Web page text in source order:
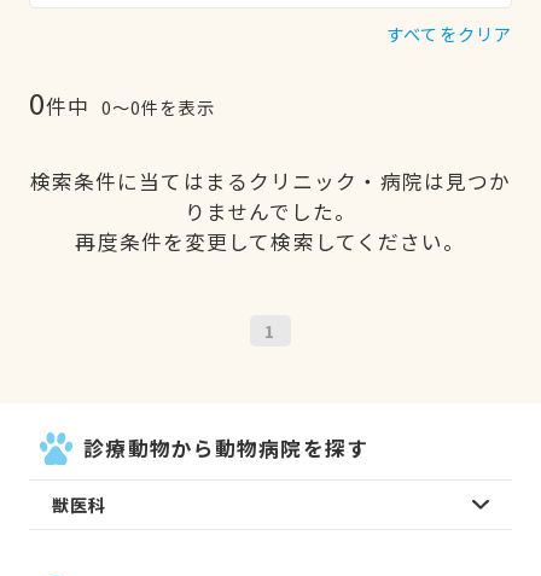
すべてをクリア
0件中 0〜0件を表示
検索条件に当てはまるクリニック・病院は見つか
りませんでした。
再度条件を変更して検索してください。
1
診療動物から動物病院を探す
獣医科